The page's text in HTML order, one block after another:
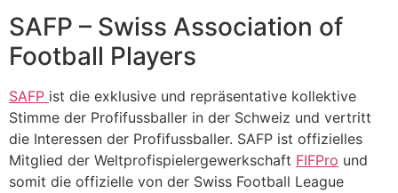
SAFP – Swiss Association of
Football Players
SAFP ist die exklusive und repräsentative kollektive
Stimme der Profifussballer in der Schweiz und vertritt
die Interessen der Profifussballer. SAFP ist offizielles
Mitglied der Weltprofispielergewerkschaft FIFPro und
somit die offizielle von der Swiss Football League